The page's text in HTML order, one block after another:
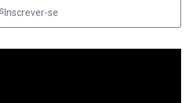
Inscrever-se